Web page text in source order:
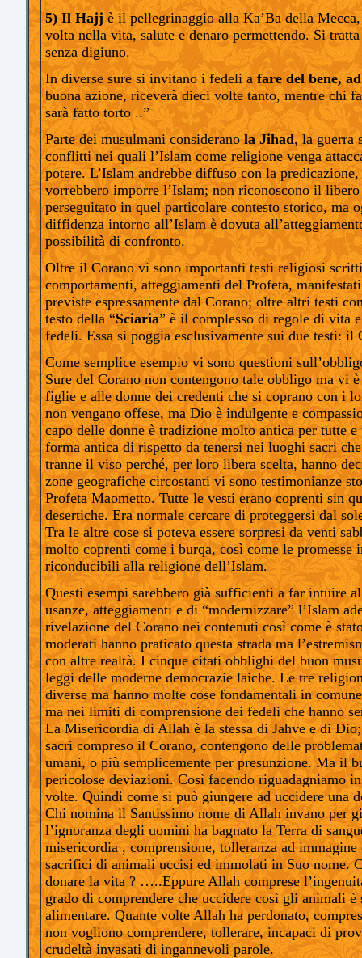
5) Il Hajjè il pellegrinaggio alla Ka’Ba della
volta nella vita, salute e denaro permettendo. Si
senza digiuno.
In diverse sure si invitano i fedeli afare del bene,
buona azione, riceverà dieci volte tanto, mentre chi
sarà fatto torto ..”
Parte dei musulmani consideranola Jihad, la guerra
conflitti nei quali l’Islam come religione venga
potere. L’Islam andrebbe diffuso con la
vorrebbero imporre l’Islam; non riconoscono il
perseguitato in quel particolare contesto storico, ma
diffidenza intorno all’Islam è dovuta
possibilità di confronto.
Oltre il Corano vi sono importanti testi religiosi
comportamenti, atteggiamenti del Profeta,
previste espressamente dal Corano; oltre altri testi
testo della “Sciaria” è il complesso di regole di vita
fedeli. Essa si poggia esclusivamente sui due testi: il
Come semplice esempio vi sono questioni
Sure del Corano non contengono tale obbligo ma vi
figlie e alle donne dei credenti che si coprano con i
non vengano offese, ma Dio è indulgente e
capo delle donne è tradizione molto antica per tutte
forma antica di rispetto da tenersi nei luoghi sacri
tranne il viso perché, per loro libera scelta, hanno
zone geografiche circostanti vi sono testimonianze
Profeta Maometto. Tutte le vesti erano coprenti sin
desertiche. Era normale cercare di proteggersi dal
Tra le altre cose si poteva essere sorpresi da venti
molto coprenti come i burqa, così come le promesse
riconducibili alla religione dell’Islam.
Questi esempi sarebbero già sufficienti a far intuire
usanze, atteggiamenti e di “modernizzare” l’Islam
rivelazione del Corano nei contenuti così come è
moderati hanno praticato questa strada ma
con altre realtà. I cinque citati obblighi del buon
leggi delle moderne democrazie laiche. Le tre
diverse ma hanno molte cose fondamentali in
ma nei limiti di comprensione dei fedeli che hanno
La Misericordia di Allah è la stessa di Jahve e di
sacri compreso il Corano, contengono delle
umani, o più semplicemente per presunzione. Ma il
pericolose deviazioni. Così facendo riguadagniamo
volte. Quindi come si può giungere ad uccidere una
Chi nomina il Santissimo nome di Allah invano per
l’ignoranza degli uomini ha bagnato la Terra di
misericordia , comprensione, tolleranza ad
sacrifici di animali uccisi ed immolati in Suo nome.
donare la vita ? …..Eppure Allah comprese
grado di comprendere che uccidere così gli animali
alimentare. Quante volte Allah ha perdonato,
non vogliono comprendere, tollerare, incapaci di
crudeltà invasati di ingannevoli parole.